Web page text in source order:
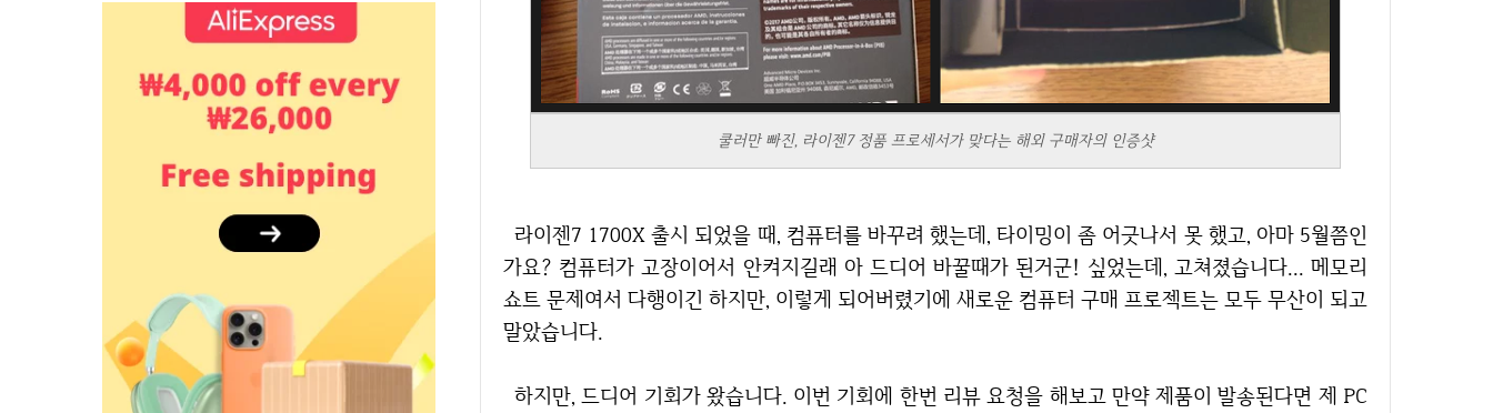
쿨러만 빠진, 라이젠7 정품 프로세서가 맞다는 해외 구매자의 인증샷
라이젠7 1700X 출시 되었을 때, 컴퓨터를 바꾸려 했는데, 타이밍이 좀 어긋나서 못 했고, 아마 5월쯤인
가요? 컴퓨터가 고장이어서 안켜지길래 아 드디어 바꿀때가 된거군! 싶었는데, 고쳐졌습니다... 메모리
쇼트 문제여서 다행이긴 하지만, 이렇게 되어버렸기에 새로운 컴퓨터 구매 프로젝트는 모두 무산이 되고
말았습니다.
하지만, 드디어 기회가 왔습니다. 이번 기회에 한번 리뷰 요청을 해보고 만약 제품이 발송된다면 제 PC